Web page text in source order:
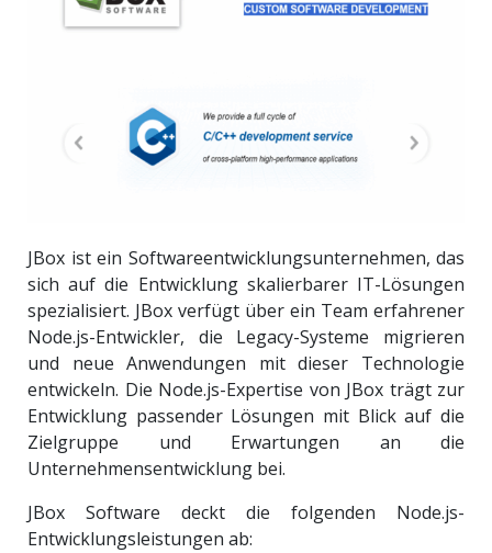
JBox ist ein Softwareentwicklungsunternehmen, das
sich auf die Entwicklung skalierbarer IT-Lösungen
spezialisiert. JBox verfügt über ein Team erfahrener
Node.js-Entwickler, die Legacy-Systeme migrieren
und neue Anwendungen mit dieser Technologie
entwickeln. Die Node.js-Expertise von JBox trägt zur
Entwicklung passender Lösungen mit Blick auf die
Zielgruppe und Erwartungen an die
Unternehmensentwicklung bei.
JBox Software deckt die folgenden Node.js-
Entwicklungsleistungen ab: